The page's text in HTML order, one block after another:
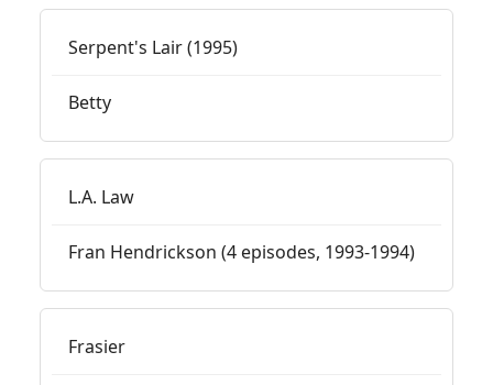
Serpent's Lair (1995)
Betty
L.A. Law
Fran Hendrickson (4 episodes, 1993-1994)
Frasier